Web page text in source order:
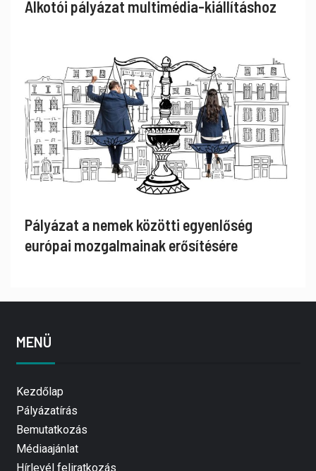
Alkotói pályázat multimédia-kiállításhoz
Pályázat a nemek közötti egyenlőség
európai mozgalmainak erősítésére
MENÜ
Kezdőlap
Pályázatírás
Bemutatkozás
Médiaajánlat
Hírlevél feliratkozás